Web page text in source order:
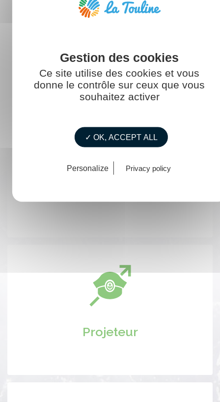
Perspective d'évolution
Il/elle a la possibilité d'exercer par la suite le métier
de
Projeteur
Ce site utilise des cookies et vous
donne le contrôle sur ceux que vous
souhaitez activer
✓ OK, ACCEPT ALL
Personalize Privacy policy